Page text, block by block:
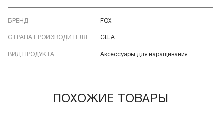
БРЕНД FOX
СТРАНА ПРОИЗВОДИТЕЛЯ США
ВИД ПРОДУКТА Аксессуары для наращивания
ПОХОЖИЕ ТОВАРЫ